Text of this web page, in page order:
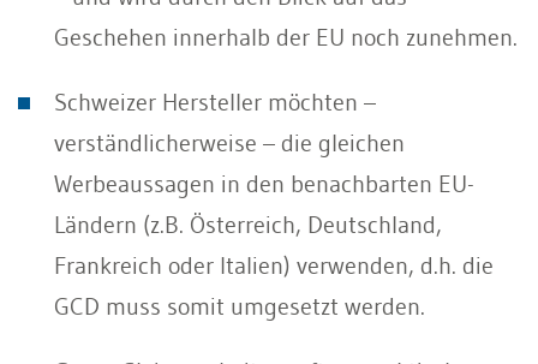
Geschehen innerhalb der EU noch zunehmen.
Schweizer Hersteller möchten –
verständlicherweise – die gleichen
Werbeaussagen in den benachbarten EU-
Ländern (z.B. Österreich, Deutschland,
Frankreich oder Italien) verwenden, d.h. die
GCD muss somit umgesetzt werden.